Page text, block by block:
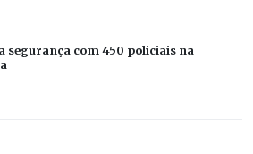
segurança com 450 policiais na